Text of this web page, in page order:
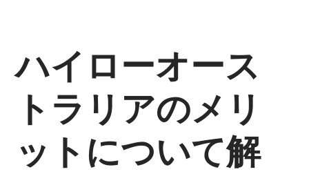
ハイローオース
トラリアのメリ
ットについて解